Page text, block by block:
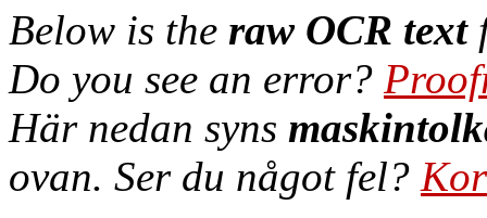
Below is the raw OCR text
Do you see an error?
Här nedan syns
ovan. Ser du något fel?